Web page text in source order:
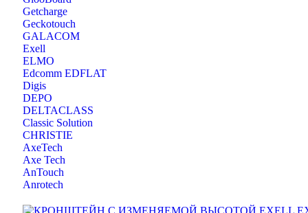
Getcharge
Geckotouch
GALACOM
Exell
ELMO
Edcomm EDFLAT
Digis
DEPO
DELTACLASS
Classic Solution
CHRISTIE
AxeTech
Axe Tech
AnTouch
Anrotech